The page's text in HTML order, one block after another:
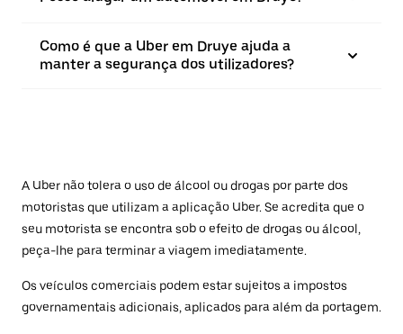
Como é que a Uber em Druye ajuda a
manter a segurança dos utilizadores?
A Uber não tolera o uso de álcool ou drogas por parte dos
motoristas que utilizam a aplicação Uber. Se acredita que o
seu motorista se encontra sob o efeito de drogas ou álcool,
peça-lhe para terminar a viagem imediatamente.
Os veículos comerciais podem estar sujeitos a impostos
governamentais adicionais, aplicados para além da portagem.